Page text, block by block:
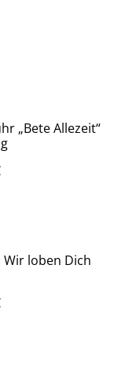
„Bete Allezeit“
Wir loben Dich